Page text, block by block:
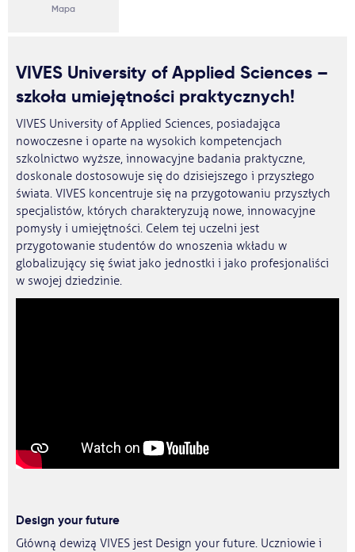
Mapa
VIVES University of Applied Sciences –
szkoła umiejętności praktycznych!
VIVES University of Applied Sciences, posiadająca
nowoczesne i oparte na wysokich kompetencjach
szkolnictwo wyższe, innowacyjne badania praktyczne,
doskonale dostosowuje się do dzisiejszego i przyszłego
świata. VIVES koncentruje się na przygotowaniu przyszłych
specjalistów, których charakteryzują nowe, innowacyjne
pomysły i umiejętności. Celem tej uczelni jest
przygotowanie studentów do wnoszenia wkładu w
globalizujący się świat jako jednostki i jako profesjonaliści
w swojej dziedzinie.
Design your future
Główną dewizą VIVES jest Design your future. Uczniowie i